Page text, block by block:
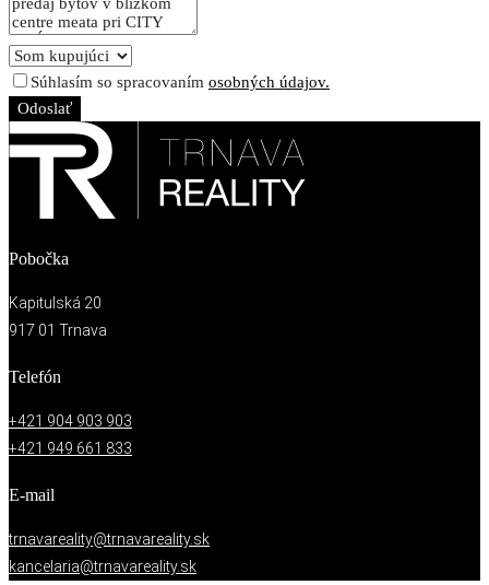
Súhlasím so spracovaním osobných údajov.
Odoslať
Pobočka
Kapitulská 20
917 01 Trnava
Telefón
+421 904 903 903
+421 949 661 833
E-mail
trnavareality@trnavareality.sk
kancelaria@trnavareality.sk